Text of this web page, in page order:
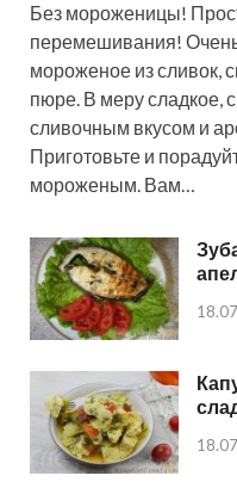
Без мороженицы!
перемешивания!
мороженое из сливок,
пюре. В меру сладкое,
сливочным вкусом и
Приготовьте и
мороженым. Вам…